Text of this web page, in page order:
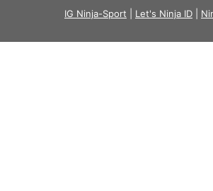
IG Ninja-Sport Let's Ninja ID